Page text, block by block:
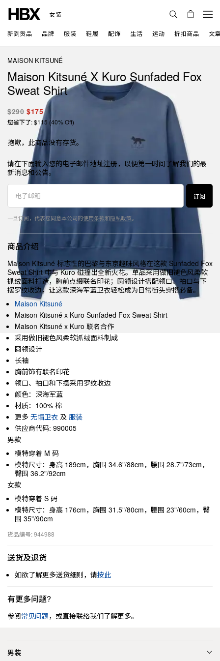
女装
新到货品 品牌 服装 鞋履 配饰 生活 运动 折扣商品 文
MAISON KITSUNÉ
Maison Kitsuné X Kuro Sunfaded Fox
Sweat Shirt
$290 $175
您省下了: $115 (40% Off)
抱歉，此商品没有存货。
请在下面输入您的电子邮件地址注册，以便第一时间了解我们的最
新消息和公告。
订阅
一旦订阅，代表您同意本公司的使用条款和隐私政策。
商品介绍
Maison Kitsuné 标志性的巴黎与东京趣味风格在这款 Sunfaded Fox
Sweat Shirt 中与 Kuro 碰撞出全新火花。单品采用做旧褪色风柔软
抓绒面料打造，胸前点缀联名印花；圆领设计搭配领口、袖口与下
摆罗纹收边，让这款深海军蓝卫衣轻松成为日常街头穿搭必备。
Maison Kitsuné
Maison Kitsuné x Kuro Sunfaded Fox Sweat Shirt
Maison Kitsuné x Kuro 联名合作
采用做旧褪色风柔软抓绒面料制成
圆领设计
长袖
胸前饰有联名印花
领口、袖口和下摆采用罗纹收边
颜色：深海军蓝
材质：100% 棉
更多 无帽卫衣 及 服装
供应商代码: 990005
男款
模特穿着 M 码
模特尺寸：身高 189cm，胸围 34.6"/88cm，腰围 28.7"/73cm，
臀围 36.2"/92cm
女款
模特穿着 S 码
模特尺寸：身高 176cm，胸围 31.5"/80cm，腰围 23"/60cm，臀
围 35"/90cm
货品编号: 944988
送货及退货
如欲了解更多送货细则，请按此
有更多问题?
参阅常见问题，或直接联络我们了解更多。
男装